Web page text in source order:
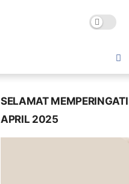
SELAMAT
APRIL 2025